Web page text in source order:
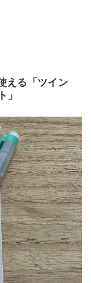
える「ツイン
」